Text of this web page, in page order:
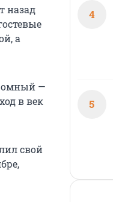
назад
а
—
в век
свой
4
5